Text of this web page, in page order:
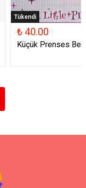
Tükendi
₺ 40.00
Küçük Prenses